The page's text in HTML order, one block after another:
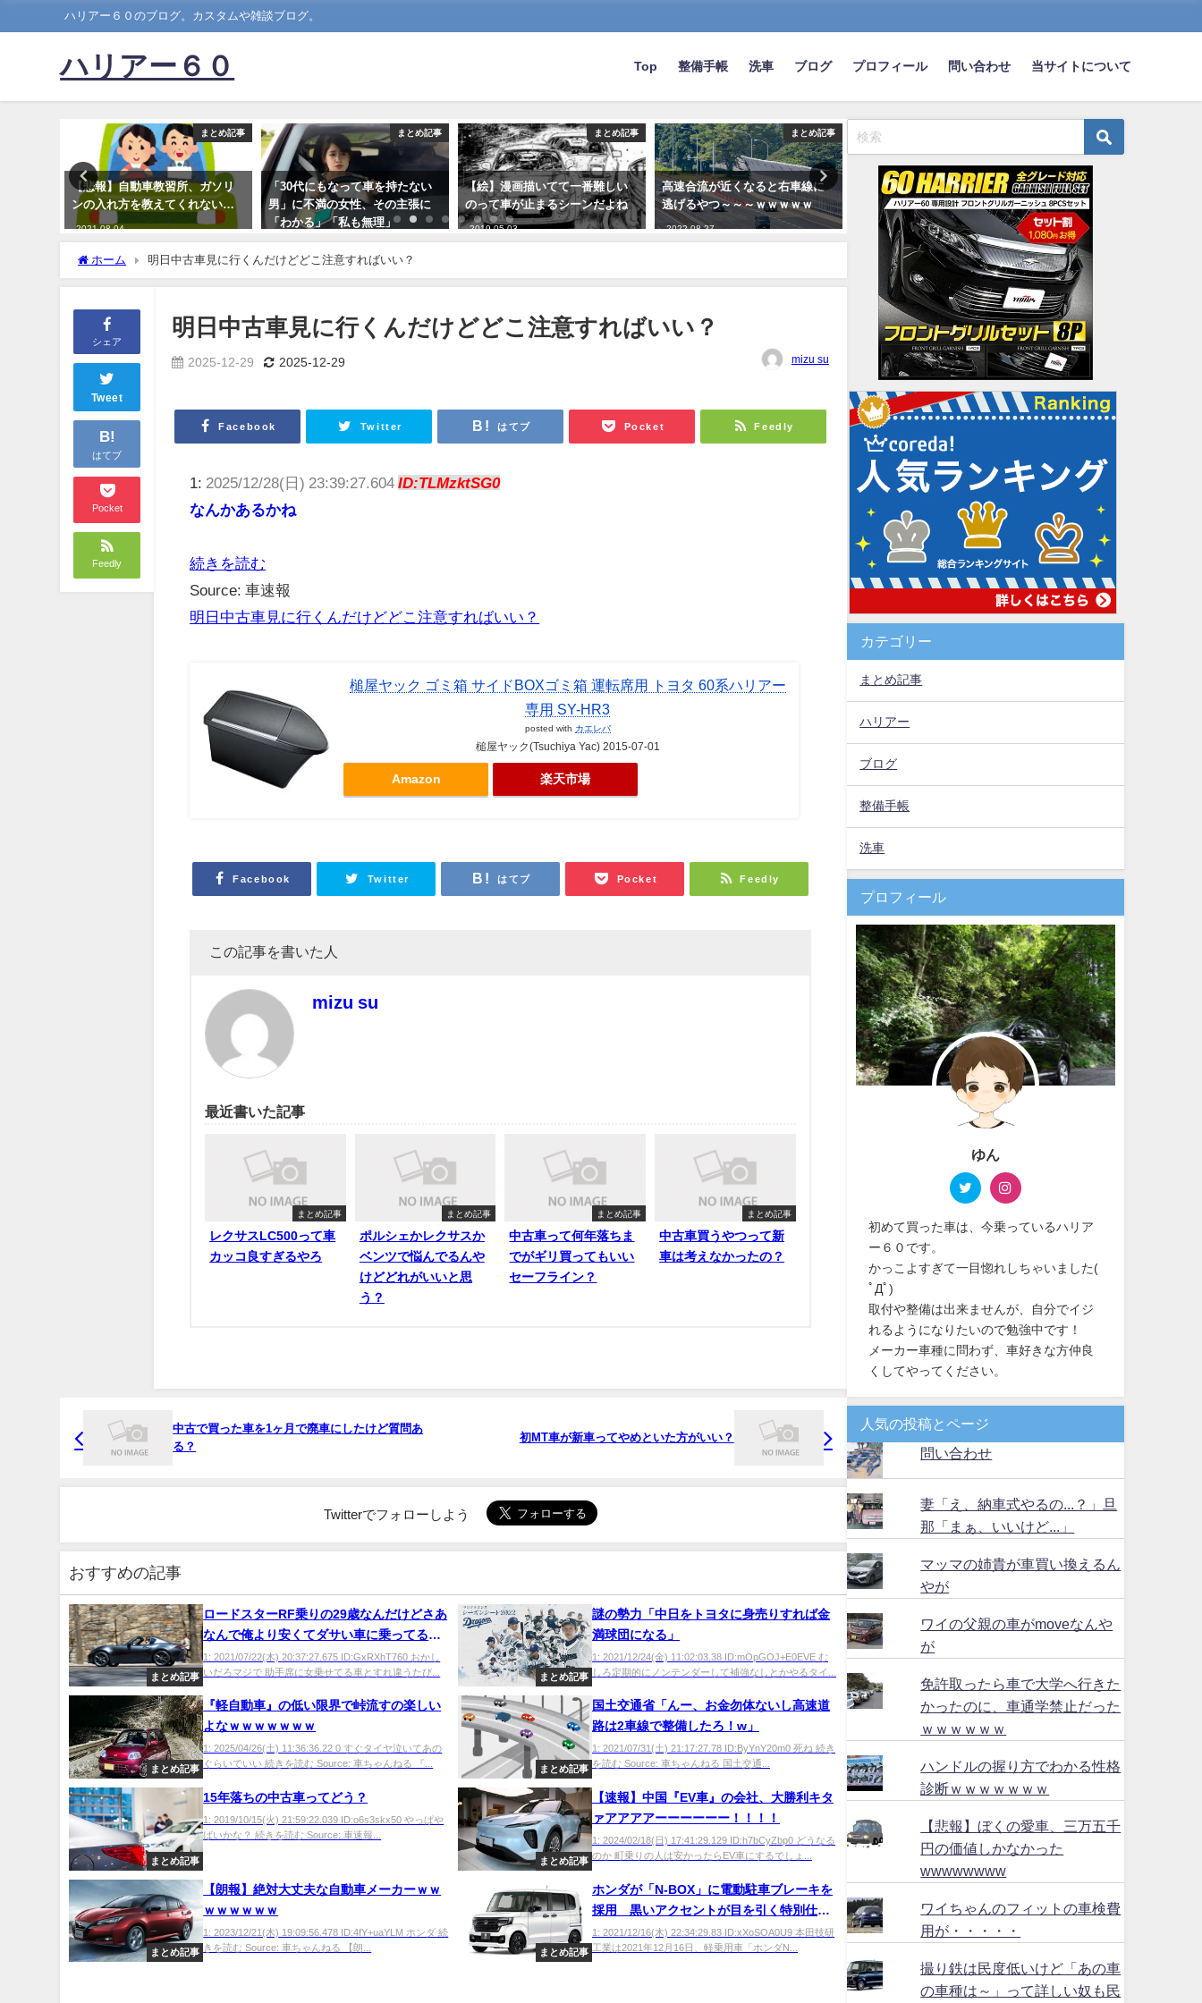
ハリアー６０のブログ。カスタムや雑談ブログ。
ハリアー６０ Top 整備手帳 洗車 ブログ プロフィール 問い合わせ 当サイトについて
まとめ記事
【悲報】自動車教習所、ガソリ
ンの入れ方を教えてくれない…
2021-08-04
まとめ記事
「30代にもなって車を持たない
男」に不満の女性、その主張に
「わかる」「私も無理」
まとめ記事
【絵】漫画描いてて一番難しい
のって車が止まるシーンだよね
2019-05-03
まとめ記事
高速合流が近くなると右車線に
逃げるやつ～～～ｗｗｗｗｗ
2022-08-27
【悲報】自動車評論家「アイオ
ニック5凄すぎて日本メーカーの
EVやばい」
2022-02-19
車の免許取るときに一番難
ったこと教えてくれ
wwwwwwwwwwwwwww
2020-08-13
ホーム 明日中古車見に行くんだけどどこ注意すればいい？
シェア
Tweet
B!
はてブ
Pocket
Feedly
明日中古車見に行くんだけどどこ注意すればいい？
2025-12-29 2025-12-29 mizu su
Facebook Twitter はてブ Pocket Feedly
1: 2025/12/28(日) 23:39:27.604ID:TLMzktSG0
なんかあるかね
続きを読む
Source: 車速報
明日中古車見に行くんだけどどこ注意すればいい？
槌屋ヤック ゴミ箱 サイドBOXゴミ箱 運転席用 トヨタ 60系ハリアー
専用 SY-HR3
posted with カエレバ
槌屋ヤック(Tsuchiya Yac) 2015-07-01
Amazon 楽天市場
Facebook Twitter はてブ Pocket Feedly
この記事を書いた人
mizu su
最近書いた記事
まとめ記事
レクサスLC500って車
カッコ良すぎるやろ
まとめ記事
ポルシェかレクサスか
ベンツで悩んでるんや
けどどれがいいと思
う？
まとめ記事
中古車って何年落ちま
でがギリ買ってもいい
セーフライン？
まとめ記事
中古車買うやつって新
車は考えなかったの？
中古で買った車を1ヶ月で廃車にしたけど質問あ
る？
初MT車が新車ってやめといた方がいい？
Twitterでフォローしよう
おすすめの記事
まとめ記事
ロードスターRF乗りの29歳なんだけどさあ
なんで俺より安くてダサい車に乗ってる男
に彼女いて俺にはいないの？？
1: 2021/07/22(木) 20:37:27.675 ID:GxRXhT760 おかし
いだろマジで 助手席に女乗せてる車とすれ違うたび...
まとめ記事
謎の勢力「中日をトヨタに身売りすれば金
満球団になる」
1: 2021/12/24(金) 11:02:03.38 ID:mOpGOJ+E0EVE む
しろ定期的にノンテンダーして補強なしとかやるタイ...
まとめ記事
『軽自動車』の低い限界で峠流すの楽しい
よなｗｗｗｗｗｗｗ
1: 2025/04/26(土) 11:36:36.22 0 すぐタイヤ泣いてあの
ぐらいでいい 続きを読む Source: 車ちゃんねる 『...
まとめ記事
国土交通省「んー、お金勿体ないし高速道
路は2車線で整備したろ！w」
1: 2021/07/31(土) 21:17:27.78 ID:ByYnY20m0 死ね 続き
を読む Source: 車ちゃんねる 国土交通...
まとめ記事
15年落ちの中古車ってどう？
1: 2019/10/15(火) 21:59:22.039 ID:o6s3skx50 やっぱや
ばいかな？ 続きを読む Source: 車速報...
まとめ記事
【速報】中国『EV車』の会社、大勝利キタ
ァアアアアーーーーーー！！！！
1: 2024/02/18(日) 17:41:29.129 ID:h7bCyZbp0 どうなる
のか 町乗りの人は安かったらEV車にするでしょ...
まとめ記事
【朗報】絶対大丈夫な自動車メーカーｗｗ
ｗｗｗｗｗｗ
1: 2023/12/21(木) 19:09:56.478 ID:4fY+uaYLM ホンダ 続
きを読む Source: 車ちゃんねる 【朗...
まとめ記事
ホンダが「N-BOX」に電動駐車ブレーキを
採用 黒いアクセントが目を引く特別仕様
車も登場
1: 2021/12/16(木) 22:34:29.83 ID:xXoSOA0U9 本田技研
工業は2021年12月16日、軽乗用車「ホンダN...
カテゴリー
まとめ記事
ハリアー
ブログ
整備手帳
洗車
プロフィール
ゆん
初めて買った車は、今乗っているハリア
ー６０です。
かっこよすぎて一目惚れしちゃいました(
ﾟДﾟ)
取付や整備は出来ませんが、自分でイジ
れるようになりたいので勉強中です！
メーカー車種に問わず、車好きな方仲良
くしてやってください。
人気の投稿とページ
問い合わせ
妻「え、納車式やるの...？」旦
那「まぁ、いいけど...」
マッマの姉貴が車買い換えるん
やが
ワイの父親の車がmoveなんや
が
免許取ったら車で大学へ行きた
かったのに、車通学禁止だった
ｗｗｗｗｗｗ
ハンドルの握り方でわかる性格
診断ｗｗｗｗｗｗｗ
【悲報】ぼくの愛車、三万五千
円の価値しかなかった
wwwwwwww
ワイちゃんのフィットの車検費
用が・・・・・
撮り鉄は民度低いけど「あの車
の車種は～」って詳しい奴も民